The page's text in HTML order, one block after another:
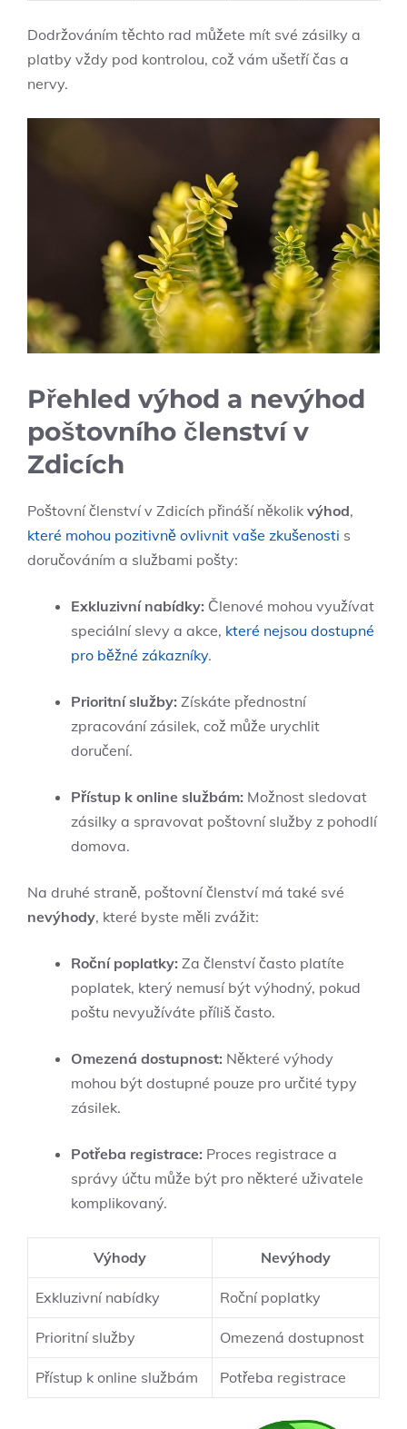
Dodržováním těchto rad můžete mít své zásilky a
platby vždy pod kontrolou, což vám ušetří čas a
nervy.
Přehled výhod a nevýhod
poštovního členství v
Zdicích
Poštovní členství v Zdicích přináší několik výhod,
které mohou pozitivně ovlivnit vaše zkušenosti s
doručováním a službami pošty:
Exkluzivní nabídky: Členové mohou využívat
speciální slevy a akce, které nejsou dostupné
pro běžné zákazníky.
Prioritní služby: Získáte přednostní
zpracování zásilek, což může urychlit
doručení.
Přístup k online službám: Možnost sledovat
zásilky a spravovat poštovní služby z pohodlí
domova.
Na druhé straně, poštovní členství má také své
nevýhody, které byste měli zvážit:
Roční poplatky: Za členství často platíte
poplatek, který nemusí být výhodný, pokud
poštu nevyužíváte příliš často.
Omezená dostupnost: Některé výhody
mohou být dostupné pouze pro určité typy
zásilek.
Potřeba registrace: Proces registrace a
správy účtu může být pro některé uživatele
komplikovaný.
Výhody Nevýhody
Exkluzivní nabídky Roční poplatky
Prioritní služby Omezená dostupnost
Přístup k online službám Potřeba registrace